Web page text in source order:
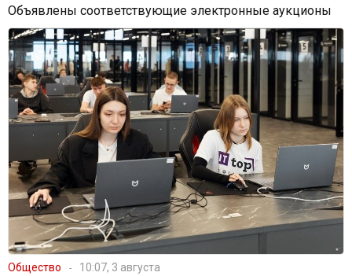
Объявлены соответствующие электронные аукционы
Общество 10:07, 3 августа